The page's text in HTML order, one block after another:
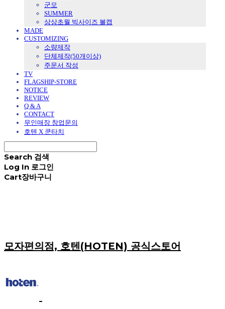
군모
SUMMER
상상초월 빅사이즈 볼캡
MADE
CUSTOMIZING
소량제작
단체제작(50개이상)
주문서 작성
TV
FLAGSHIP-STORE
NOTICE
REVIEW
Q & A
CONTACT
무인매장 창업문의
호텐 X 쿤타치
Search 검색
Log In 로그인
Cart장바구니
모자편의점, 호텐(HOTEN) 공식스토어